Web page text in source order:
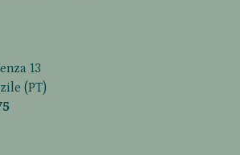
13
(PT)